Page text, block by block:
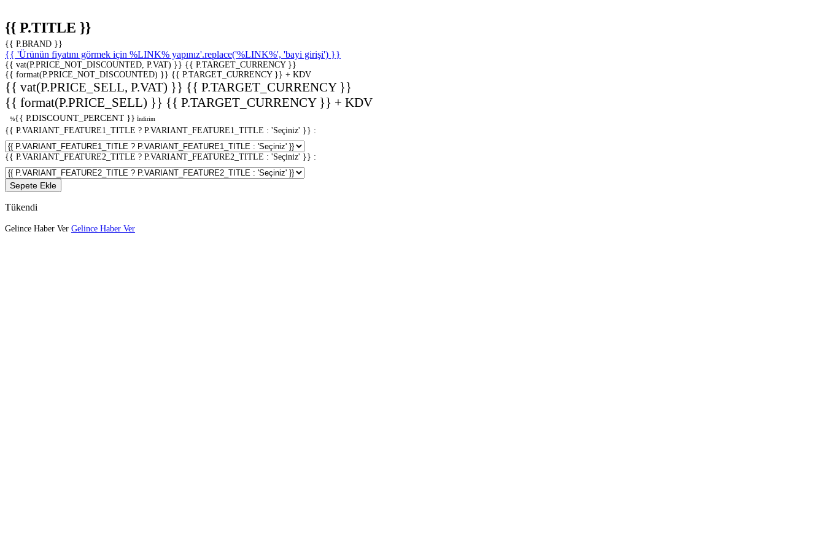
{{ P.TITLE }}
{{ P.BRAND }}
{{ 'Ürünün fiyatını görmek için %LINK% yapınız'.replace('%LINK%', 'bayi girişi') }}
{{ vat(P.PRICE_NOT_DISCOUNTED, P.VAT) }} {{ P.TARGET_CURRENCY }}
{{ format(P.PRICE_NOT_DISCOUNTED) }} {{ P.TARGET_CURRENCY }} + KDV
{{ vat(P.PRICE_SELL, P.VAT) }} {{ P.TARGET_CURRENCY }}
{{ format(P.PRICE_SELL) }} {{ P.TARGET_CURRENCY }} + KDV
%{{ P.DISCOUNT_PERCENT }} İndirim
{{ P.VARIANT_FEATURE1_TITLE ? P.VARIANT_FEATURE1_TITLE : 'Seçiniz' }} :
{{ P.VARIANT_FEATURE2_TITLE ? P.VARIANT_FEATURE2_TITLE : 'Seçiniz' }} :
Sepete Ekle
Tükendi
Gelince Haber Ver Gelince Haber Ver